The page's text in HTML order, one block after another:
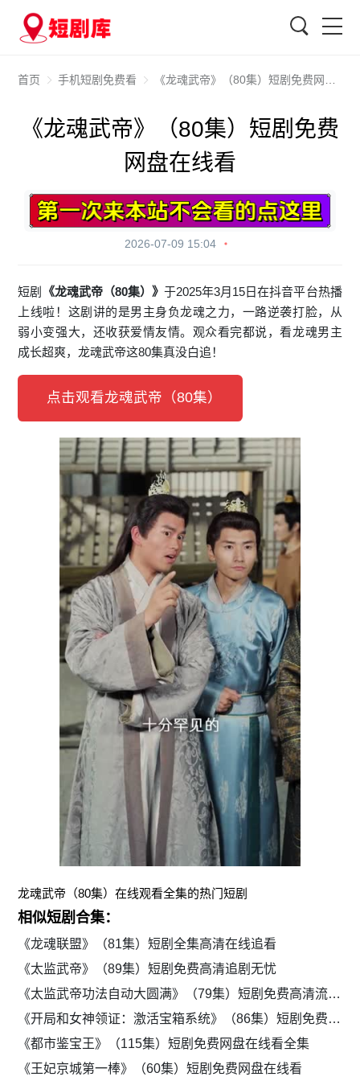
首页 手机短剧免费看 《龙魂武帝》（80集）短剧免费网盘在线看
《龙魂武帝》（80集）短剧免费
网盘在线看
2026-07-09 15:04
短剧 《龙魂武帝（80集）》 于2025年3月15日在抖音平台热播
上线啦！这剧讲的是男主身负龙魂之力，一路逆袭打脸，从
弱小变强大，还收获爱情友情。观众看完都说，看龙魂男主
成长超爽，龙魂武帝这80集真没白追！
点击观看龙魂武帝（80集）
龙魂武帝（80集）在线观看全集的热门短剧
相似短剧合集：
《龙魂联盟》（81集）短剧全集高清在线追看
《太监武帝》（89集）短剧免费高清追剧无忧
《太监武帝功法自动大圆满》（79集）短剧免费高清流畅追剧体验
《开局和女神领证：激活宝箱系统》（86集）短剧免费网盘在线看全集
《都市鉴宝王》（115集）短剧免费网盘在线看全集
《王妃京城第一棒》（60集）短剧免费网盘在线看